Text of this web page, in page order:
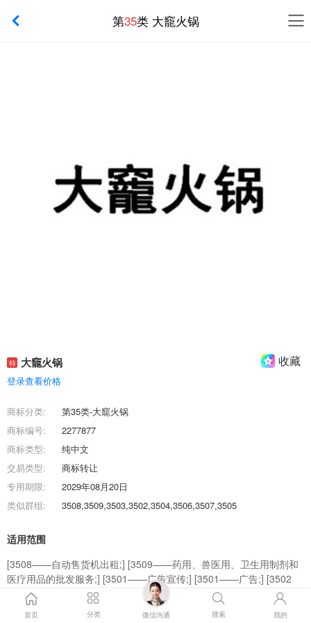
第35类 大竉火锅
特 大竉火锅 收藏
登录查看价格
商标分类:
第35类-大竉火锅
商标编号:
2277877
商标类型:
纯中文
交易类型:
商标转让
专用期限:
2029年08月20日
类似群组:
3508,3509,3503,3502,3504,3506,3507,3505
适用范围
[3508——自动售货机出租;] [3509——药用、兽医用、卫生用制剂和
医疗用品的批发服务;] [3501——广告宣传;] [3501——广告;] [3502
——商业管理辅助;] [3503——电话市场营销;] [3504——人事管理咨
询;] [3505——商业企业迁移;] [3506——为商业或广告目的汇编信息
首页 分类 微信沟通 搜索 我的